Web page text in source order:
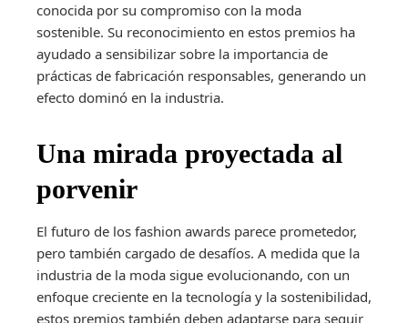
conocida por su compromiso con la moda
sostenible. Su reconocimiento en estos premios ha
ayudado a sensibilizar sobre la importancia de
prácticas de fabricación responsables, generando un
efecto dominó en la industria.
Una mirada proyectada al
porvenir
El futuro de los fashion awards parece prometedor,
pero también cargado de desafíos. A medida que la
industria de la moda sigue evolucionando, con un
enfoque creciente en la tecnología y la sostenibilidad,
estos premios también deben adaptarse para seguir